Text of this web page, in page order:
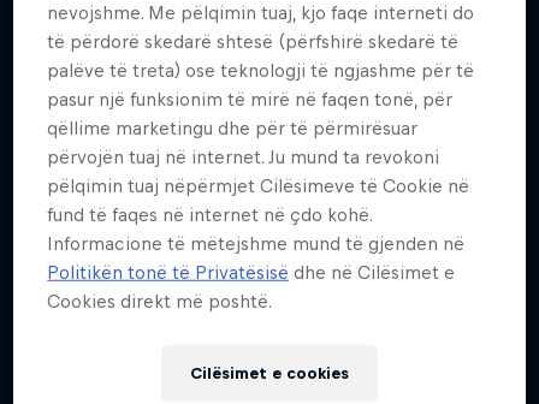
nevojshme. Me pëlqimin tuaj, kjo faqe interneti do
të përdorë skedarë shtesë (përfshirë skedarë të
palëve të treta) ose teknologji të ngjashme për të
pasur një funksionim të mirë në faqen tonë, për
qëllime marketingu dhe për të përmirësuar
përvojën tuaj në internet. Ju mund ta revokoni
pëlqimin tuaj nëpërmjet Cilësimeve të Cookie në
fund të faqes në internet në çdo kohë.
Informacione të mëtejshme mund të gjenden në
Politikën tonë të Privatësisë dhe në Cilësimet e
Cookies direkt më poshtë.
Cilësimet e cookies